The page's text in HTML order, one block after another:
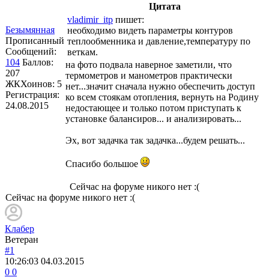
Безымянная
Прописанный
Сообщений:
104 Баллов:
207
ЖКХоинов: 5
Регистрация:
24.08.2015
Цитата
vladimir_itp пишет:
необходимо видеть параметры контуров
теплообменника и давление,температуру по
веткам.
на фото подвала наверное заметили, что
термометров и манометров практически
нет...значит сначала нужно обеспечить доступ
ко всем стоякам отопления, вернуть на Родину
недостающее и только потом приступать к
установке балансиров... и анализировать...
Эх, вот задачка так задачка...будем решать...
Спасибо большое
Сейчас на форуме никого нет :(
Сейчас на форуме никого нет :(
Клабер
Ветеран
#1
10:26:03 04.03.2015
0 0